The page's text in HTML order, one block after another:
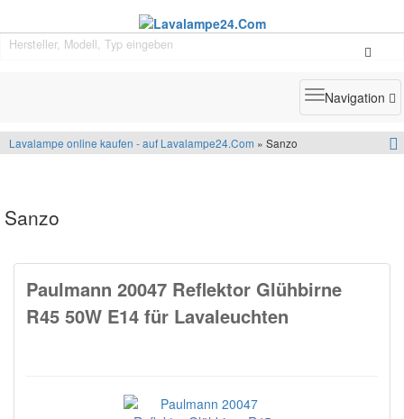
Toggle
Navigation
Lavalampe online kaufen - auf Lavalampe24.Com » Sanzo
Sanzo
Paulmann 20047 Reflektor Glühbirne
R45 50W E14 für Lavaleuchten